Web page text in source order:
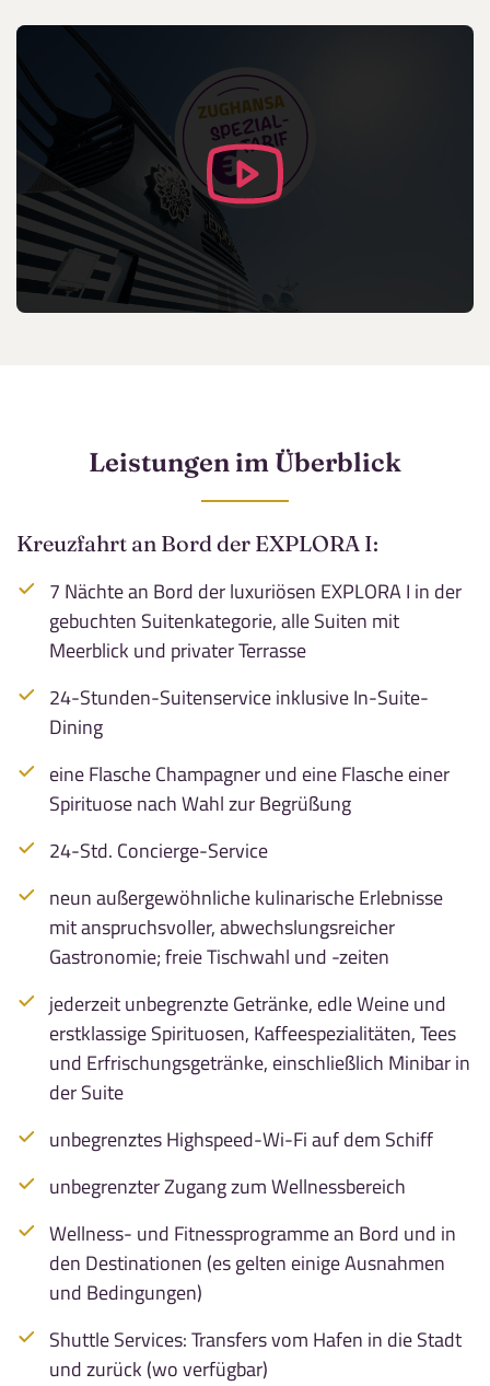
Teile diese Reise
Westliches Mittelmeer mit EXPLORA I
Telegram
per E-Mail senden
Video anzeigen
Leistungen im Überblick
Kreuzfahrt an Bord der EXPLORA I:
7 Nächte an Bord der luxuriösen EXPLORA I in der
gebuchten Suitenkategorie, alle Suiten mit
Meerblick und privater Terrasse
24-Stunden-Suitenservice inklusive In-Suite-
Dining
eine Flasche Champagner und eine Flasche einer
Spirituose nach Wahl zur Begrüßung
24-Std. Concierge-Service
neun außergewöhnliche kulinarische Erlebnisse
mit anspruchsvoller, abwechslungsreicher
Gastronomie; freie Tischwahl und -zeiten
jederzeit unbegrenzte Getränke, edle Weine und
erstklassige Spirituosen, Kaffeespezialitäten, Tees
und Erfrischungsgetränke, einschließlich Minibar in
der Suite
unbegrenztes Highspeed-Wi-Fi auf dem Schiff
unbegrenzter Zugang zum Wellnessbereich
Wellness- und Fitnessprogramme an Bord und in
den Destinationen (es gelten einige Ausnahmen
und Bedingungen)
Shuttle Services: Transfers vom Hafen in die Stadt
und zurück (wo verfügbar)